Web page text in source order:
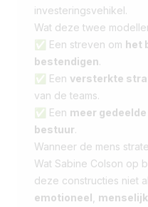
investeringsvehikel.
Wat deze twee
✅ Een streven om het
bestendigen.
✅ Een versterkte
van de teams.
✅ Een meer
bestuur.
Wanneer de mens
Wat Sabine Colson op
deze constructies niet
emotioneel menselijk